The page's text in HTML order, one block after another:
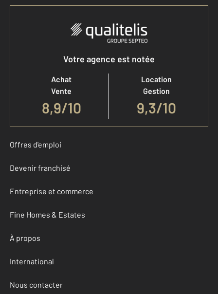
Votre agence est notée
Achat
Vente
8,9/10
Location
Gestion
9,3/10
Offres d'emploi
Devenir franchisé
Entreprise et commerce
Fine Homes & Estates
À propos
International
Nous contacter